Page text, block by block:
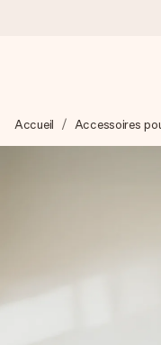
Nous préparons
en un éclair – pour
4,9 (sur la base
Nos cadeaux sont
une note de 4,9 sur
pays où nous
Accueil Accessoires